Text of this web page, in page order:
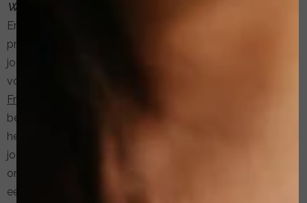
Wat is het?
Ervaar effectieve huidverbetering in Deventer met onze
professionele behandelingen, speciaal ontworpen om
jouw huid te vernieuwen en te versterken. Of je nu kiest
voor de intensieve
Fruitzuurpeeling
behandeling is gericht op het herstellen van de balans en
het stimuleren van een gezonde, stralende huid. Boek
jouw huidverbeterende behandeling in Deventer en
ontdek de kracht van doelgerichte huidverzorging voor
een frisse, jeugdige uitstraling!